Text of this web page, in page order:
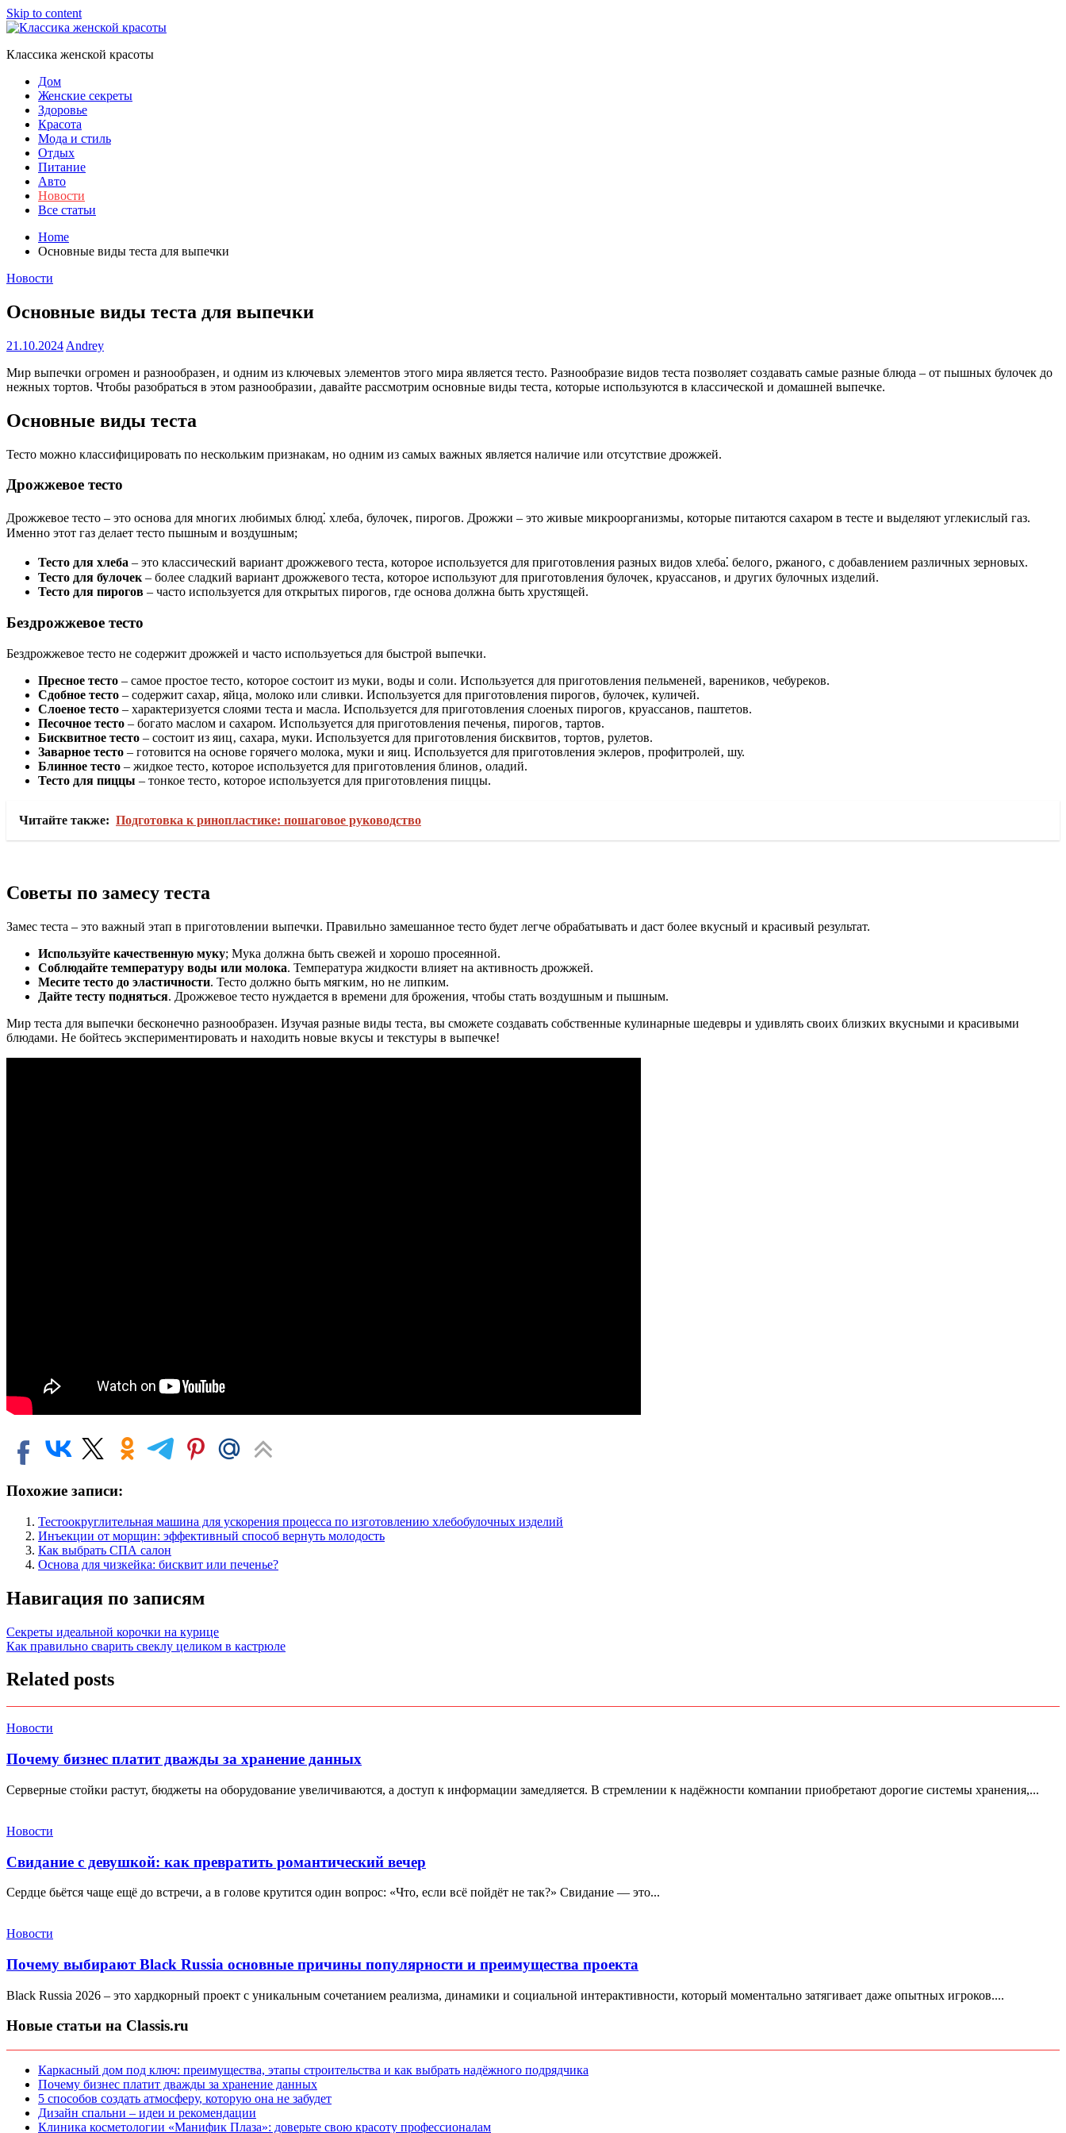
Skip to content
Классика женской красоты
Дом
Женские секреты
Здоровье
Красота
Мода и стиль
Отдых
Питание
Авто
Новости
Все статьи
Home
Основные виды теста для выпечки
Новости
Основные виды теста для выпечки
21.10.2024 Andrey
Мир выпечки огромен и разнообразен‚ и одним из ключевых элементов этого мира является тесто. Разнообразие видов теста позволяет создавать самые разные блюда – от пышных булочек до
нежных тортов. Чтобы разобраться в этом разнообразии‚ давайте рассмотрим основные виды теста‚ которые используются в классической и домашней выпечке.
Основные виды теста
Тесто можно классифицировать по нескольким признакам‚ но одним из самых важных является наличие или отсутствие дрожжей.
Дрожжевое тесто
Дрожжевое тесто – это основа для многих любимых блюд⁚ хлеба‚ булочек‚ пирогов. Дрожжи – это живые микроорганизмы‚ которые питаются сахаром в тесте и выделяют углекислый газ.
Именно этот газ делает тесто пышным и воздушным;
Тесто для хлеба – это классический вариант дрожжевого теста‚ которое используется для приготовления разных видов хлеба⁚ белого‚ ржаного‚ с добавлением различных зерновых.
Тесто для булочек – более сладкий вариант дрожжевого теста‚ которое используют для приготовления булочек‚ круассанов‚ и других булочных изделий.
Тесто для пирогов – часто используется для открытых пирогов‚ где основа должна быть хрустящей.
Бездрожжевое тесто
Бездрожжевое тесто не содержит дрожжей и часто используеться для быстрой выпечки.
Пресное тесто – самое простое тесто‚ которое состоит из муки‚ воды и соли. Используется для приготовления пельменей‚ вареников‚ чебуреков.
Сдобное тесто – содержит сахар‚ яйца‚ молоко или сливки. Используется для приготовления пирогов‚ булочек‚ куличей.
Слоеное тесто – характеризуется слоями теста и масла. Используется для приготовления слоеных пирогов‚ круассанов‚ паштетов.
Песочное тесто – богато маслом и сахаром. Используется для приготовления печенья‚ пирогов‚ тартов.
Бисквитное тесто – состоит из яиц‚ сахара‚ муки. Используется для приготовления бисквитов‚ тортов‚ рулетов.
Заварное тесто – готовится на основе горячего молока‚ муки и яиц. Используется для приготовления эклеров‚ профитролей‚ шу.
Блинное тесто – жидкое тесто‚ которое используется для приготовления блинов‚ оладий.
Тесто для пиццы – тонкое тесто‚ которое используется для приготовления пиццы.
Читайте также: Подготовка к ринопластике: пошаговое руководство
Советы по замесу теста
Замес теста – это важный этап в приготовлении выпечки. Правильно замешанное тесто будет легче обрабатывать и даст более вкусный и красивый результат.
Используйте качественную муку; Мука должна быть свежей и хорошо просеянной.
Соблюдайте температуру воды или молока. Температура жидкости влияет на активность дрожжей.
Месите тесто до эластичности. Тесто должно быть мягким‚ но не липким.
Дайте тесту подняться. Дрожжевое тесто нуждается в времени для брожения‚ чтобы стать воздушным и пышным.
Мир теста для выпечки бесконечно разнообразен. Изучая разные виды теста‚ вы сможете создавать собственные кулинарные шедевры и удивлять своих близких вкусными и красивыми
блюдами. Не бойтесь экспериментировать и находить новые вкусы и текстуры в выпечке!
Похожие записи:
Тестоокруглительная машина для ускорения процесса по изготовлению хлебобулочных изделий
Инъекции от морщин: эффективный способ вернуть молодость
Как выбрать СПА салон
Основа для чизкейка: бисквит или печенье?
Навигация по записям
Секреты идеальной корочки на курице
Как правильно сварить свеклу целиком в кастрюле
Related posts
Новости
Почему бизнес платит дважды за хранение данных
Серверные стойки растут, бюджеты на оборудование увеличиваются, а доступ к информации замедляется. В стремлении к надёжности компании приобретают дорогие системы хранения,...
Новости
Свидание с девушкой: как превратить романтический вечер
Сердце бьётся чаще ещё до встречи, а в голове крутится один вопрос: «Что, если всё пойдёт не так?» Свидание — это...
Новости
Почему выбирают Black Russia основные причины популярности и преимущества проекта
Black Russia 2026 – это хардкорный проект с уникальным сочетанием реализма, динамики и социальной интерактивности, который моментально затягивает даже опытных игроков....
Новые статьи на Classis.ru
Каркасный дом под ключ: преимущества, этапы строительства и как выбрать надёжного подрядчика
Почему бизнес платит дважды за хранение данных
5 способов создать атмосферу, которую она не забудет
Дизайн спальни – идеи и рекомендации
Клиника косметологии «Манифик Плаза»: доверьте свою красоту профессионалам